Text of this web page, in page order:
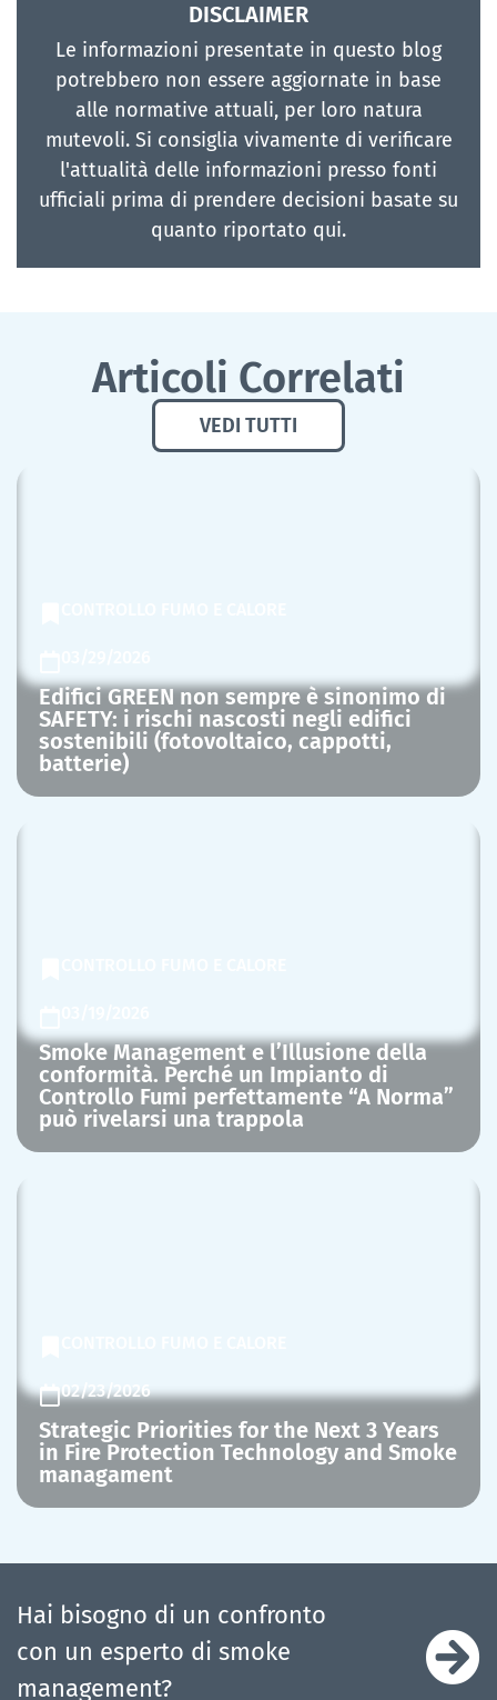
DISCLAIMER
Le informazioni presentate in questo blog
potrebbero non essere aggiornate in base
alle normative attuali, per loro natura
mutevoli. Si consiglia vivamente di verificare
l'attualità delle informazioni presso fonti
ufficiali prima di prendere decisioni basate su
quanto riportato qui.
Articoli Correlati
VEDI TUTTI
Edifici GREEN non sempre è sinonimo di
SAFETY: i rischi nascosti negli edifici
sostenibili (fotovoltaico, cappotti,
batterie)
Smoke Management e l’Illusione della
conformità. Perché un Impianto di
Controllo Fumi perfettamente “A Norma”
può rivelarsi una trappola
02/23/2026
Strategic Priorities for the Next 3 Years
in Fire Protection Technology and Smoke
managament
Hai bisogno di un confronto
con un esperto di smoke
management?